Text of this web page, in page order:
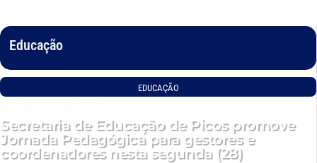
Educação
EDUCAÇÃO
Secretaria de Educação de Picos promove
Jornada Pedagógica para gestores e
coordenadores nesta segunda (28)